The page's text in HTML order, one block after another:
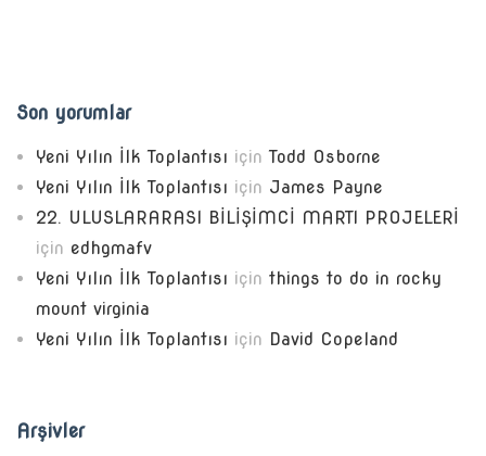
Son yorumlar
Yeni Yılın İlk Toplantısı içinTodd Osborne
Yeni Yılın İlk Toplantısı için James Payne
22. ULUSLARARASI BİLİŞİMCİ MARTI PROJELERİ
için edhgmafv
Yeni Yılın İlk Toplantısı için things to do in rocky
mount virginia
Yeni Yılın İlk Toplantısı için David Copeland
Arşivler